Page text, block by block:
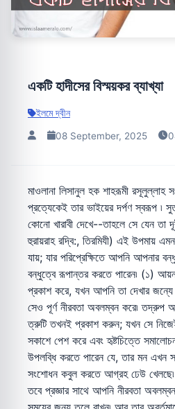
একটি হাদীসের বিস্ময়কর ব্যাখ্যা
ইলমে দ্বীন
08 September, 2025
মাওলানা লিসানুল হক শাহরূমী রসূলুল্লাহ
প্রত্যেকেই তার ভাইয়ের দর্পণ স্বরূপ ৷
কোনো খারাবী দেখে--তাহলে সে যেন তা
হুরায়রাহ রদ্বি:, তিরমিযী) এই উপমায়
যায়; যার পরিপ্রেক্ষিতে আপনি আপনার
বন্ধুত্বে রূপান্তর করতে পারেন৷ (১)
প্রকাশ করে, যখন আপনি তা দেখার
সেও পূর্ণ নীরবতা অবলম্বন করে৷ তদ্রুপ
ত্রুটি তখনই প্রকাশ করুন; যখন সে
সকাশে পেশ করে এবং হৃষ্টচিত্তে
উপলব্ধি করতে পারেন যে, তার মন এখন
সংশোধন কবুল করতে আগ্রহ ঢেউ
তবে প্রজ্ঞার সাথে আপনি নীরবতা